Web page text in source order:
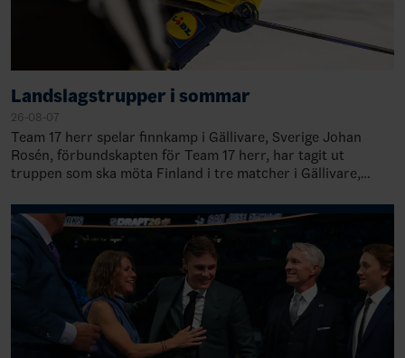
Landslagstrupper i sommar
26-08-07
Team 17 herr spelar finnkamp i Gällivare, Sverige Johan
Rosén, förbundskapten för Team 17 herr, har tagit ut
truppen som ska möta Finland i tre matcher i Gällivare,